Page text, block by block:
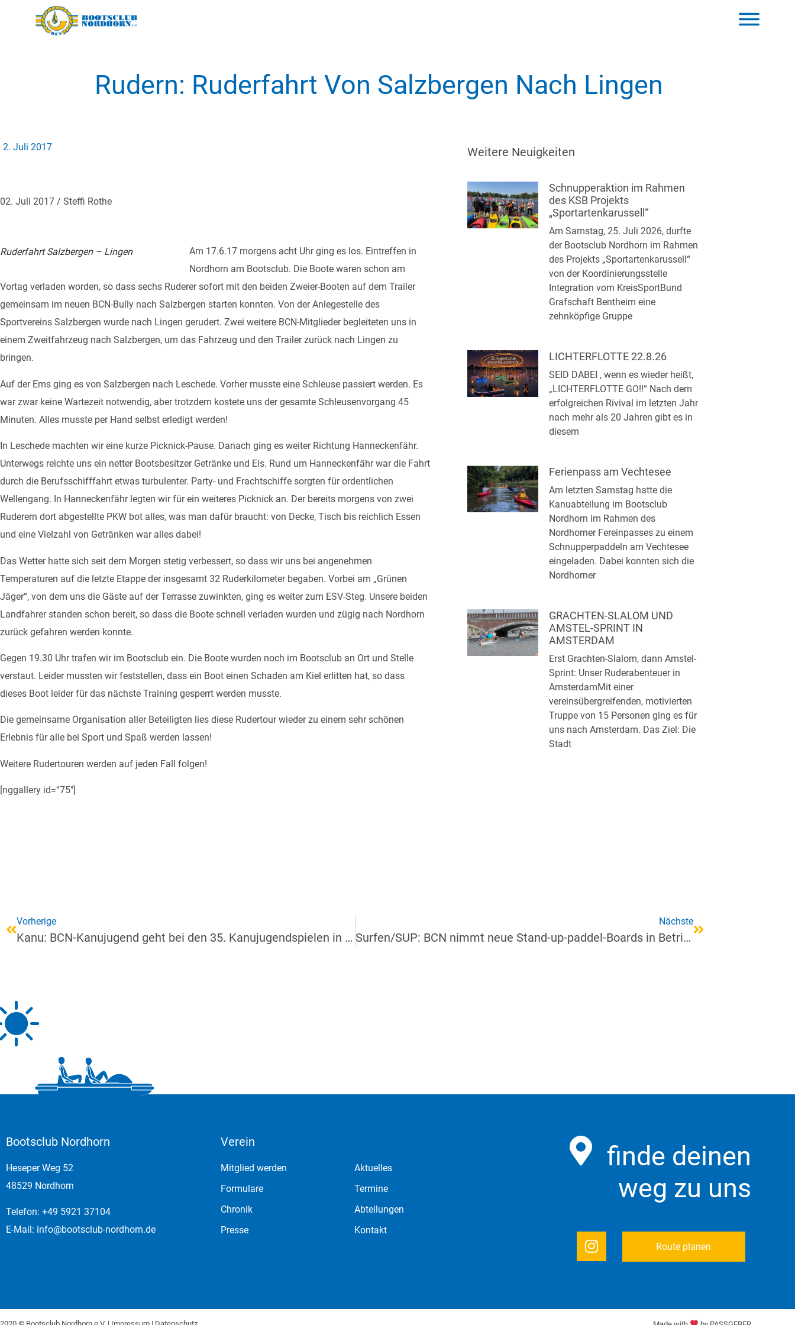
Rudern: Ruderfahrt Von Salzbergen Nach Lingen
2. Juli 2017
02. Juli 2017 / Steffi Rothe
Ruderfahrt Salzbergen – Lingen
Am 17.6.17 morgens acht Uhr ging es los. Eintreffen in
Nordhorn am Bootsclub. Die Boote waren schon am
Vortag verladen worden, so dass sechs Ruderer sofort mit den beiden Zweier-Booten auf dem Trailer
gemeinsam im neuen BCN-Bully nach Salzbergen starten konnten. Von der Anlegestelle des
Sportvereins Salzbergen wurde nach Lingen gerudert. Zwei weitere BCN-Mitglieder begleiteten uns in
einem Zweitfahrzeug nach Salzbergen, um das Fahrzeug und den Trailer zurück nach Lingen zu
bringen.
Auf der Ems ging es von Salzbergen nach Leschede. Vorher musste eine Schleuse passiert werden. Es
war zwar keine Wartezeit notwendig, aber trotzdem kostete uns der gesamte Schleusenvorgang 45
Minuten. Alles musste per Hand selbst erledigt werden!
In Leschede machten wir eine kurze Picknick-Pause. Danach ging es weiter Richtung Hanneckenfähr.
Unterwegs reichte uns ein netter Bootsbesitzer Getränke und Eis. Rund um Hanneckenfähr war die Fahrt
durch die Berufsschifffahrt etwas turbulenter. Party- und Frachtschiffe sorgten für ordentlichen
Wellengang. In Hanneckenfähr legten wir für ein weiteres Picknick an. Der bereits morgens von zwei
Ruderern dort abgestellte PKW bot alles, was man dafür braucht: von Decke, Tisch bis reichlich Essen
und eine Vielzahl von Getränken war alles dabei!
Das Wetter hatte sich seit dem Morgen stetig verbessert, so dass wir uns bei angenehmen
Temperaturen auf die letzte Etappe der insgesamt 32 Ruderkilometer begaben. Vorbei am „Grünen
Jäger“, von dem uns die Gäste auf der Terrasse zuwinkten, ging es weiter zum ESV-Steg. Unsere beiden
Landfahrer standen schon bereit, so dass die Boote schnell verladen wurden und zügig nach Nordhorn
zurück gefahren werden konnte.
Gegen 19.30 Uhr trafen wir im Bootsclub ein. Die Boote wurden noch im Bootsclub an Ort und Stelle
verstaut. Leider mussten wir feststellen, dass ein Boot einen Schaden am Kiel erlitten hat, so dass
dieses Boot leider für das nächste Training gesperrt werden musste.
Die gemeinsame Organisation aller Beteiligten lies diese Rudertour wieder zu einem sehr schönen
Erlebnis für alle bei Sport und Spaß werden lassen!
Weitere Rudertouren werden auf jeden Fall folgen!
[nggallery id=“75″]
Weitere Neuigkeiten
Schnupperaktion im Rahmen
des KSB Projekts
„Sportartenkarussell“
Am Samstag, 25. Juli 2026, durfte
der Bootsclub Nordhorn im Rahmen
des Projekts „Sportartenkarussell“
von der Koordinierungsstelle
Integration vom KreisSportBund
Grafschaft Bentheim eine
zehnköpfige Gruppe
LICHTERFLOTTE 22.8.26
SEID DABEI , wenn es wieder heißt,
„LICHTERFLOTTE GO!!“ Nach dem
erfolgreichen Rivival im letzten Jahr
nach mehr als 20 Jahren gibt es in
diesem
Ferienpass am Vechtesee
Am letzten Samstag hatte die
Kanuabteilung im Bootsclub
Nordhorn im Rahmen des
Nordhorner Fereinpasses zu einem
Schnupperpaddeln am Vechtesee
eingeladen. Dabei konnten sich die
Nordhorner
GRACHTEN-SLALOM UND
AMSTEL-SPRINT IN
AMSTERDAM
Erst Grachten-Slalom, dann Amstel-
Sprint: Unser Ruderabenteuer in
AmsterdamMit einer
vereinsübergreifenden, motivierten
Truppe von 15 Personen ging es für
uns nach Amsterdam. Das Ziel: Die
Stadt
Vorherige
Kanu: BCN-Kanujugend geht bei den 35. Kanujugendspielen in Sande an den Start
Nächste
Surfen/SUP: BCN nimmt neue Stand-up-paddel-Boards in Betrieb
Bootsclub Nordhorn
Heseper Weg 52
48529 Nordhorn
Telefon: +49 5921 37104
E-Mail: info@bootsclub-nordhorn.de
Verein
Mitglied werden
Formulare
Chronik
Presse
Aktuelles
Termine
Abteilungen
Kontakt
finde deinen
weg zu uns
Route planen